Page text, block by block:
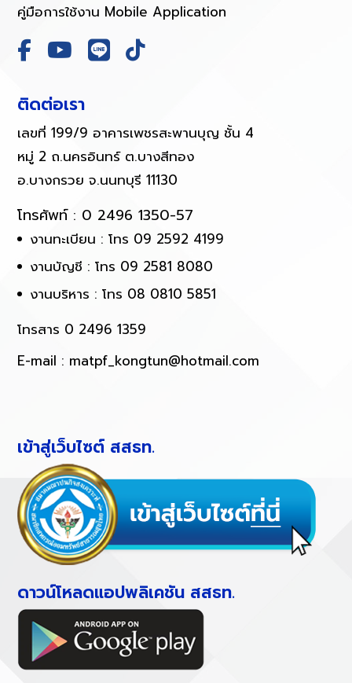
คู่มือการใช้งาน Mobile Application
ติดต่อเรา
เลขที่ 199/9 อาคารเพชรสะพานบุญ ชั้น 4
หมู่ 2 ถ.นครอินทร์ ต.บางสีทอง
อ.บางกรวย จ.นนทบุรี 11130
โทรศัพท์ : 0 2496 1350-57
งานทะเบียน : โทร 09 2592 4199
งานบัญชี : โทร 09 2581 8080
งานบริหาร : โทร 08 0810 5851
โทรสาร 0 2496 1359
E-mail : matpf_kongtun@hotmail.com
เข้าสู่เว็บไซต์ สสธท.
ดาวน์โหลดแอปพลิเคชัน สสธท.